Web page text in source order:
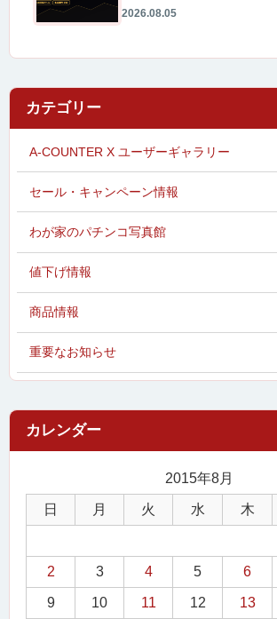
2026.08.05
カテゴリー
A-COUNTER X ユーザーギャラリー
セール・キャンペーン情報
わが家のパチンコ写真館
値下げ情報
商品情報
重要なお知らせ
2015年8月
日 月 火 水 木
2 3 4 5 6
9 10 11 12 13